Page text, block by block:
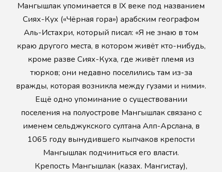
Мангышлак упоминается в IX веке под названием
Сиях-Кух («Чёрная гора») арабским географом
Аль-Истахри, который писал: «Я не знаю в том
краю другого места, в котором живёт кто-нибудь,
кроме разве Сиях-Куха, где живёт племя из
тюрков; они недавно поселились там из-за
вражды, которая возникла между гузами и ними».
Ещё одно упоминание о существовании
поселения на полуострове Мангышлак связано с
именем сельджукского султана Алп-Арслана, в
1065 году вынудившего кыпчаков крепости
Мангышлак подчиниться его власти.
Крепость Мангышлак (казах. Мангистау),